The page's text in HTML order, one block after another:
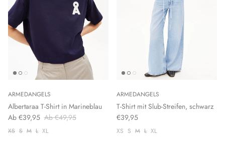
ARMEDANGELS
Albertaraa T-Shirt in Marineblau
Ab €39,95 Ab €49,95
XS S M L XL
ARMEDANGELS
T-Shirt mit Slub-Streifen, schwarz
€39,95
XS S M L XL